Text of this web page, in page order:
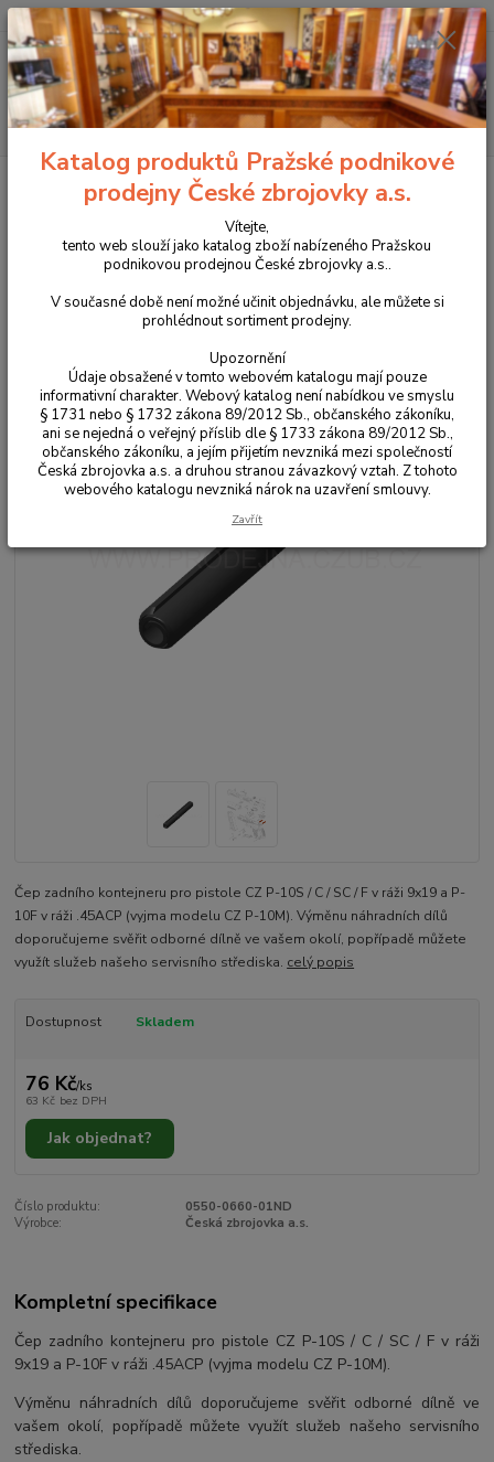
Menu
Hledat
+420 225 375 800
Příslušenství, doplňky a náhradní díly Pro pistole
CZ P-10
Čep zadního kontejneru pro CZ P-10S / C / SC / F díl č.31
Čep zadního kontejneru pro CZ P-
10S / C / SC / F díl č.31
Čep zadního kontejneru pro pistole CZ P-10S / C / SC / F v ráži 9x19 a P-
10F v ráži .45ACP (vyjma modelu CZ P-10M). Výměnu náhradních dílů
doporučujeme svěřit odborné dílně ve vašem okolí, popřípadě můžete
využít služeb našeho servisního střediska. celý popis
Dostupnost Skladem
76 Kč/ks
63 Kč bez DPH
Jak objednat?
Číslo produktu:
0550-0660-01ND
Výrobce:
Česká zbrojovka a.s.
Kompletní specifikace
Čep zadního kontejneru pro pistole CZ P-10S / C / SC / F v ráži
9x19 a P-10F v ráži .45ACP (vyjma modelu CZ P-10M).
Výměnu náhradních dílů doporučujeme svěřit odborné dílně ve
vašem okolí, popřípadě můžete využít služeb našeho servisního
střediska.
Katalog produktů Pražské podnikové
prodejny České zbrojovky a.s.
Vítejte,
tento web slouží jako katalog zboží nabízeného Pražskou
podnikovou prodejnou České zbrojovky a.s..
V současné době není možné učinit objednávku, ale můžete si
prohlédnout sortiment prodejny.
Upozornění
Údaje obsažené v tomto webovém katalogu mají pouze
informativní charakter. Webový katalog není nabídkou ve smyslu
§ 1731 nebo § 1732 zákona 89/2012 Sb., občanského zákoníku,
ani se nejedná o veřejný příslib dle § 1733 zákona 89/2012 Sb.,
občanského zákoníku, a jejím přijetím nevzniká mezi společností
Česká zbrojovka a.s. a druhou stranou závazkový vztah. Z tohoto
webového katalogu nevzniká nárok na uzavření smlouvy.
Zavřít